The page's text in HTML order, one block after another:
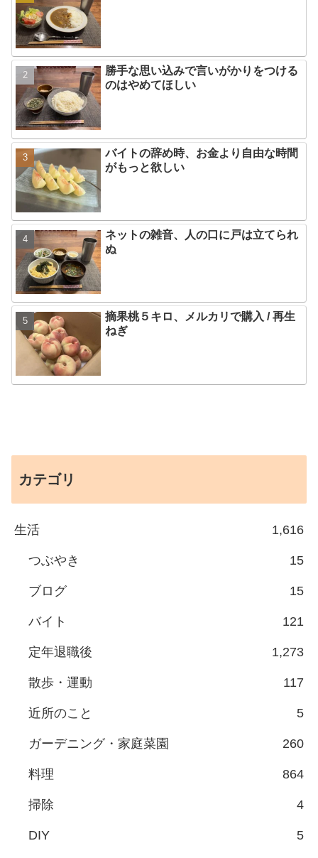
勝手な思い込みで言いがかりをつける
のはやめてほしい
バイトの辞め時、お金より自由な時間
がもっと欲しい
ネットの雑音、人の口に戸は立てられ
ぬ
摘果桃５キロ、メルカリで購入 / 再生
ねぎ
カテゴリ
生活 1,616
つぶやき 15
ブログ 15
バイト 121
定年退職後 1,273
散歩・運動 117
近所のこと 5
ガーデニング・家庭菜園 260
料理 864
掃除 4
DIY 5